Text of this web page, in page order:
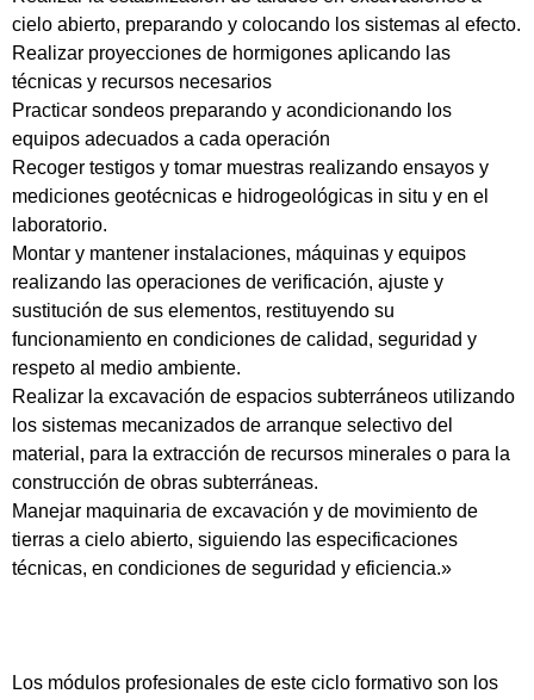
cielo abierto, preparando y colocando los sistemas al efecto.
Realizar proyecciones de hormigones aplicando las
técnicas y recursos necesarios
Practicar sondeos preparando y acondicionando los
equipos adecuados a cada operación
Recoger testigos y tomar muestras realizando ensayos y
mediciones geotécnicas e hidrogeológicas in situ y en el
laboratorio.
Montar y mantener instalaciones, máquinas y equipos
realizando las operaciones de verificación, ajuste y
sustitución de sus elementos, restituyendo su
funcionamiento en condiciones de calidad, seguridad y
respeto al medio ambiente.
Realizar la excavación de espacios subterráneos utilizando
los sistemas mecanizados de arranque selectivo del
material, para la extracción de recursos minerales o para la
construcción de obras subterráneas.
Manejar maquinaria de excavación y de movimiento de
tierras a cielo abierto, siguiendo las especificaciones
técnicas, en condiciones de seguridad y eficiencia.»
Los módulos profesionales de este ciclo formativo son los